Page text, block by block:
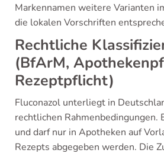
Markennamen weitere Varianten
die lokalen Vorschriften
Rechtliche
(BfArM,
Rezeptpflicht)
Fluconazol unterliegt in
rechtlichen Rahmenbedingungen.
und darf nur in Apotheken auf
Rezepts abgegeben werden. Die